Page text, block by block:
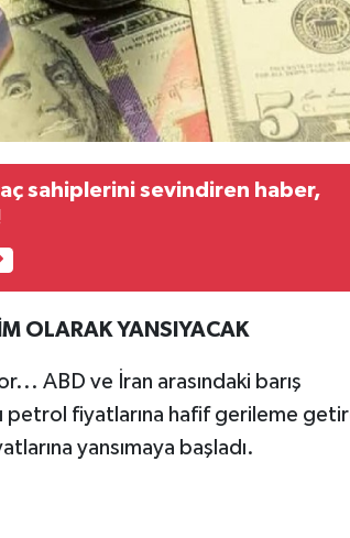
sahiplerini sevindiren haber,
OLARAK YANSIYACAK
ABD ve İran arasındaki barış
petrol fiyatlarına hafif gerileme
yansımaya başladı.